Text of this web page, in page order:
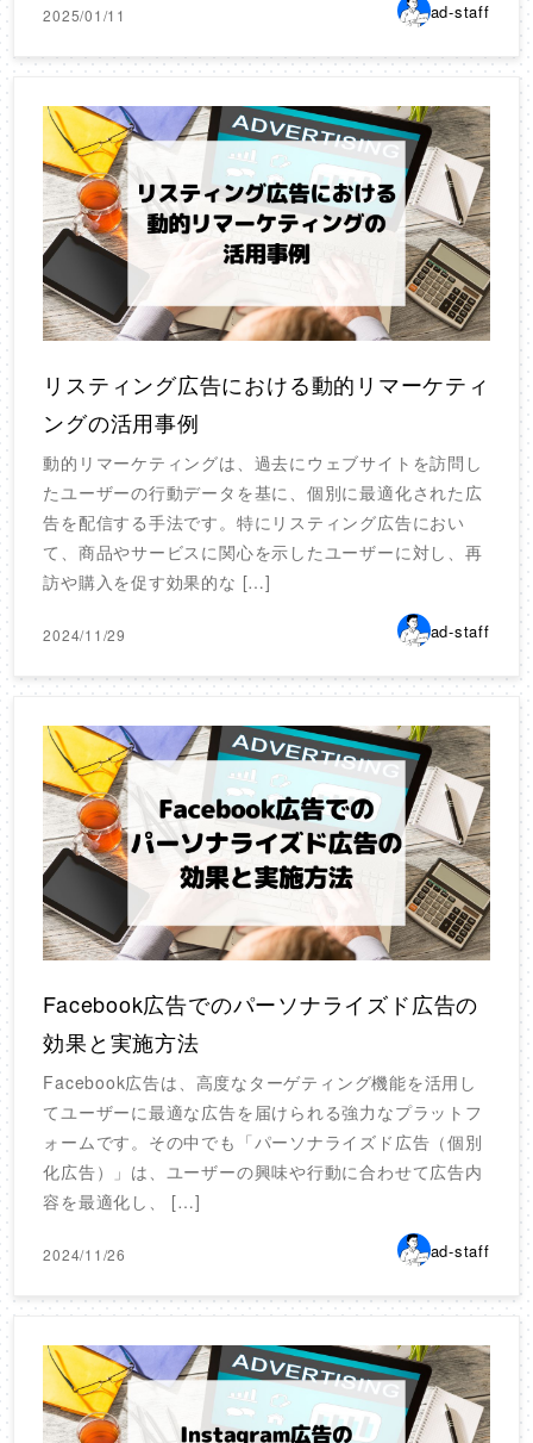
2025/01/11 ad-staff
リスティング広告における動的リマーケティ
ングの活用事例
動的リマーケティングは、過去にウェブサイトを訪問し
たユーザーの行動データを基に、個別に最適化された広
告を配信する手法です。特にリスティング広告におい
て、商品やサービスに関心を示したユーザーに対し、再
訪や購入を促す効果的な […]
2024/11/29 ad-staff
Facebook広告でのパーソナライズド広告の
効果と実施方法
Facebook広告は、高度なターゲティング機能を活用し
てユーザーに最適な広告を届けられる強力なプラットフ
ォームです。その中でも「パーソナライズド広告（個別
化広告）」は、ユーザーの興味や行動に合わせて広告内
容を最適化し、 […]
2024/11/26 ad-staff